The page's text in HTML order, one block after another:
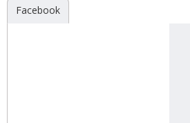
Facebook